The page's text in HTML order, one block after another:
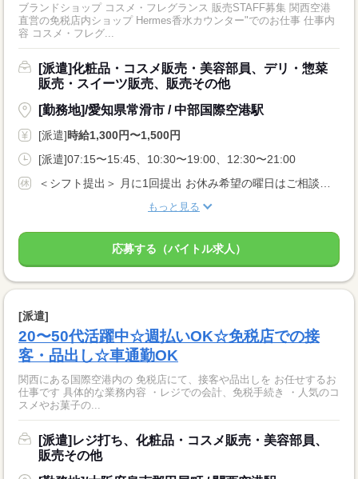
ブランドショップ コスメ・フレグランス 販売STAFF募集 関西空港
直営の免税店内ショップ Hermes香水カウンター"でのお仕事 仕事内
容 コスメ・フレグ...
[派遣]化粧品・コスメ販売・美容部員、デリ・惣菜
販売・スイーツ販売、販売その他
[勤務地]/愛知県常滑市 / 中部国際空港駅
[派遣]時給1,300円〜1,500円
[派遣]07:15〜15:45、10:30〜19:00、12:30〜21:00
もっと見る
応募する（バイトル求人）
[派遣]
20〜50代活躍中☆週払いOK☆免税店での接
客・品出し☆車通勤OK
関西にある国際空港内の 免税店にて、接客や品出しを お任せするお
仕事です 具体的な業務内容 ・レジでの会計、免税手続き ・人気のコ
スメやお菓子の...
[派遣]レジ打ち、化粧品・コスメ販売・美容部員、
販売その他